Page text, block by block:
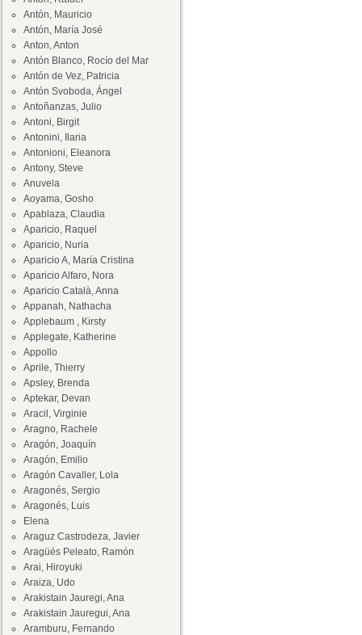
Antón, Mauricio
Antón, María José
Anton, Anton
Antón Blanco, Rocío del Mar
Antón de Vez, Patricia
Antón Svoboda, Ángel
Antoñanzas, Julio
Antoni, Birgit
Antonini, Ilaria
Antonioni, Eleanora
Antony, Steve
Anuvela
Aoyama, Gosho
Apablaza, Claudia
Aparicio, Raquel
Aparicio, Nuria
Aparicio A, María Cristina
Aparicio Alfaro, Nora
Aparicio Català, Anna
Appanah, Nathacha
Applebaum , Kirsty
Applegate, Katherine
Appollo
Aprile, Thierry
Apsley, Brenda
Aptekar, Devan
Aracil, Virginie
Aragno, Rachele
Aragón, Joaquín
Aragón, Emilio
Aragón Cavaller, Lola
Aragonés, Sergio
Aragonés, Luis
Elena
Araguz Castrodeza, Javier
Aragüés Peleato, Ramón
Arai, Hiroyuki
Araiza, Udo
Arakistain Jauregi, Ana
Arakistain Jauregui, Ana
Aramburu, Fernando